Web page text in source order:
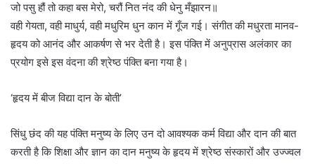
जो पसु हौं तो कहा बस मेरो, चरौं नित नंद की धेनु मँझारन॥
वही गेयता, वही माधुर्य, वही मधुरिम धुन कान में गूँज गई। संगीत की मधुरता मानव-
हृदय को आनंद और आकर्षण से भर देती है। इस पंक्ति में अनुप्रास अलंकार का
प्रयोग इसे इस वंदना की श्रेष्ठ पंक्ति बना गया है।
‘हृदय में बीज विद्या दान के बोती’
सिंधु छंद की यह पंक्ति मनुष्य के लिए उन दो आवश्यक कर्म विद्या और दान की बात
करती है कि शिक्षा और ज्ञान का दान मनुष्य के हृदय में श्रेष्ठ संस्कारों और उज्ज्वल